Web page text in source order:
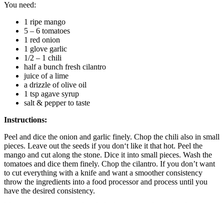
You need:
1 ripe mango
5 – 6 tomatoes
1 red onion
1 glove garlic
1/2 – 1 chili
half a bunch fresh cilantro
juice of a lime
a drizzle of olive oil
1 tsp agave syrup
salt & pepper to taste
Instructions:
Peel and dice the onion and garlic finely. Chop the chili also in small
pieces. Leave out the seeds if you don‘t like it that hot. Peel the
mango and cut along the stone. Dice it into small pieces. Wash the
tomatoes and dice them finely. Chop the cilantro. If you don’t want
to cut everything with a knife and want a smoother consistency
throw the ingredients into a food processor and process until you
have the desired consistency.